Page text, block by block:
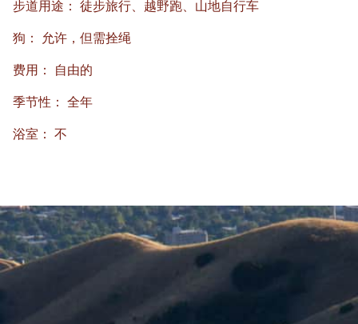
步道用途： 徒步旅行、越野跑、山地自行车
狗： 允许，但需拴绳
费用： 自由的
季节性： 全年
浴室： 不